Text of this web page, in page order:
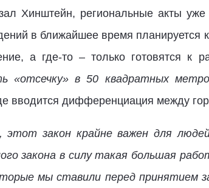
Хинштейн, региональные акты
в ближайшее время
а где-то – только готовятся к
«отсечку» в 50 квадратных
вводится дифференциация между
этот закон крайне важен для
закона в силу такая большая
мы ставили перед принятием